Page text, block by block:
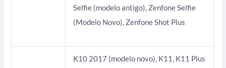
Selfie (modelo antigo), Zenfone Selfie
(Modelo Novo), Zenfone Shot Plus
K10 2017 (modelo novo), K11, K11 Plus